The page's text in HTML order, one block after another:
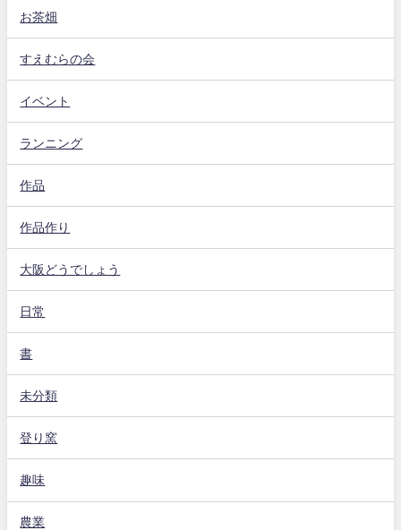
お茶畑
すえむらの会
イベント
ランニング
作品
作品作り
大阪どうでしょう
日常
書
未分類
登り窯
趣味
農業